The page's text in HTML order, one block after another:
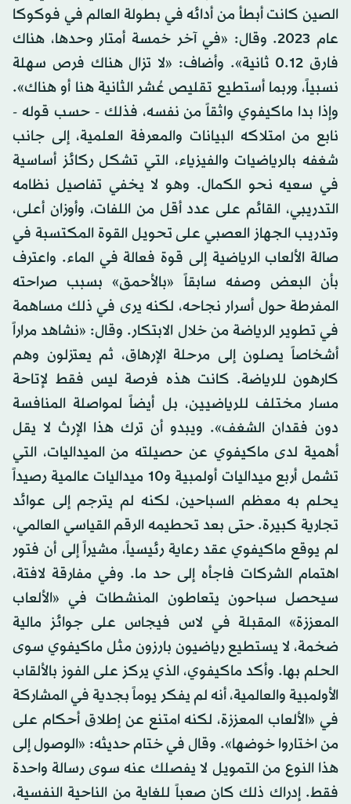
الصين كانت أبطأ من أدائه في بطولة العالم في فوكوكا
عام 2023. وقال: «في آخر خمسة أمتار وحدها، هناك
فارق 0.12 ثانية». وأضاف: «لا تزال هناك فرص سهلة
نسبياً، وربما أستطيع تقليص عُشر الثانية هنا أو هناك».
وإذا بدا ماكيفوي واثقاً من نفسه، فذلك - حسب قوله -
نابع من امتلاكه البيانات والمعرفة ‌العلمية، إلى جانب
شغفه بالرياضيات والفيزياء، التي تشكل ركائز أساسية
في سعيه نحو الكمال. وهو لا يخفي تفاصيل نظامه
التدريبي، القائم على عدد أقل من اللفات، وأوزان أعلى،
⁠وتدريب الجهاز العصبي على ⁠تحويل القوة المكتسبة في
صالة الألعاب الرياضية إلى قوة فعالة في الماء. واعترف
بأن البعض وصفه سابقاً «بالأحمق» بسبب صراحته
المفرطة حول أسرار نجاحه، لكنه يرى في ذلك مساهمة
في تطوير الرياضة من خلال الابتكار. وقال: «نشاهد مراراً
أشخاصاً يصلون إلى مرحلة الإرهاق، ثم يعتزلون وهم
كارهون للرياضة. كانت هذه فرصة ليس فقط لإتاحة
مسار مختلف للرياضيين، بل أيضاً لمواصلة المنافسة
دون فقدان الشغف». ويبدو أن ترك هذا الإرث لا يقل
أهمية لدى ماكيفوي عن حصيلته من الميداليات، التي
تشمل أربع ميداليات أولمبية و10 ميداليات عالمية رصيداً
يحلم به معظم السباحين، لكنه لم يترجم إلى عوائد
تجارية كبيرة. حتى بعد تحطيمه الرقم القياسي العالمي،
لم يوقع ماكيفوي عقد رعاية رئيسياً، مشيراً إلى أن فتور
اهتمام الشركات فاجأه إلى حد ما. وفي مفارقة لافتة،
سيحصل سباحون يتعاطون المنشطات في «الألعاب
المعززة» المقبلة في لاس فيجاس على جوائز مالية
ضخمة، لا يستطيع رياضيون بارزون مثل ماكيفوي سوى
الحلم بها. وأكد ماكيفوي، الذي يركز على الفوز بالألقاب
الأولمبية والعالمية، أنه ​لم يفكر يوماً بجدية في المشاركة
في «الألعاب المعززة، ​لكنه امتنع عن إطلاق أحكام على
من اختاروا خوضها». وقال في ختام حديثه: «الوصول إلى
هذا النوع من التمويل لا يفصلك عنه سوى رسالة واحدة
فقط. إدراك ذلك كان صعباً للغاية من الناحية النفسية،